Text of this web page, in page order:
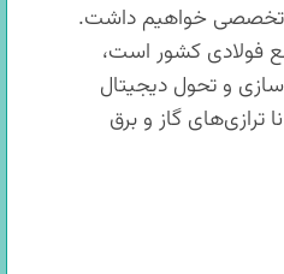
تخصصی خواهیم داشت.
فولادی کشور است،
سازی و تحول دیجیتال
گاز و برق